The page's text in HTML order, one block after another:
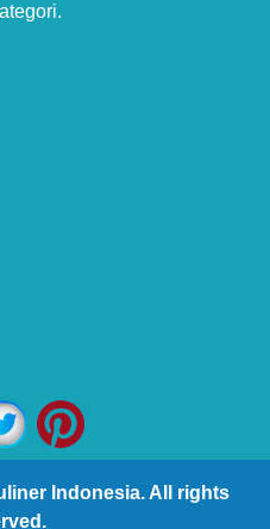
Indonesia. All rights